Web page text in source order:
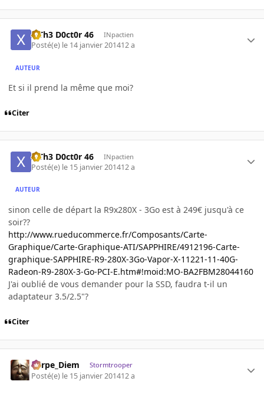
x Th3 D0ct0r 46 INpactien
Posté(e) le 14 janvier 201412 a
AUTEUR
Et si il prend la même que moi?
Citer
x Th3 D0ct0r 46 INpactien
Posté(e) le 15 janvier 201412 a
AUTEUR
sinon celle de départ la R9x280X - 3Go est à 249€ jusqu'à ce
soir??
http://www.rueducommerce.fr/Composants/Carte-
Graphique/Carte-Graphique-ATI/SAPPHIRE/4912196-Carte-
graphique-SAPPHIRE-R9-280X-3Go-Vapor-X-11221-11-40G-
Radeon-R9-280X-3-Go-PCI-E.htm#!moid:MO-BA2FBM28044160
J'ai oublié de vous demander pour la SSD, faudra t-il un
adaptateur 3.5/2.5"?
Citer
Carpe_Diem Stormtrooper
Posté(e) le 15 janvier 201412 a